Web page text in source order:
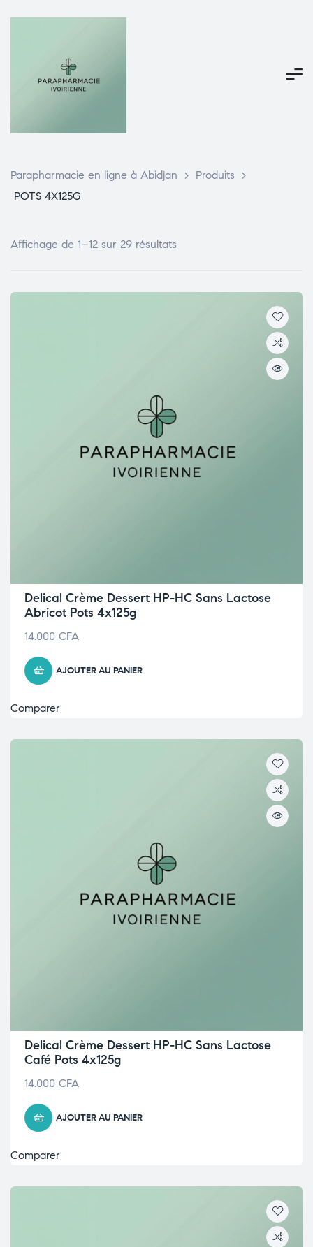
Parapharmacie en ligne à Abidjan > Produits
>
POTS 4X125G
Affichage de 1–12 sur 29 résultats
Delical Crème Dessert HP-HC Sans Lactose
Abricot Pots 4x125g
14.000 CFA
AJOUTER AU PANIER
Comparer
Delical Crème Dessert HP-HC Sans Lactose
Café Pots 4x125g
14.000 CFA
AJOUTER AU PANIER
Comparer